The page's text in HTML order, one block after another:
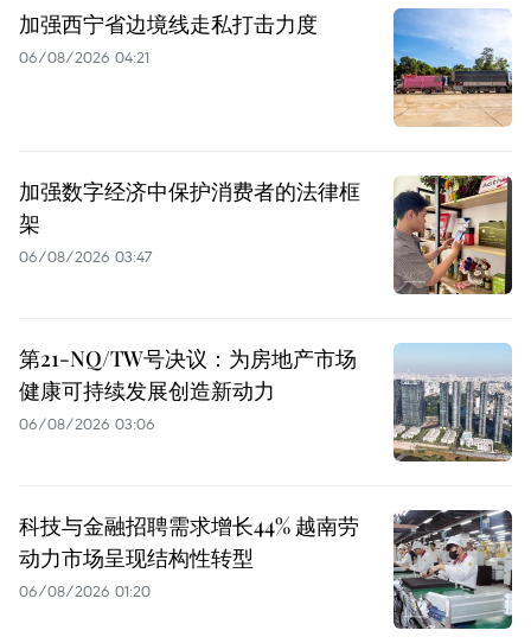
加强西宁省边境线走私打击力度
06/08/2026 04:21
加强数字经济中保护消费者的法律框
架
06/08/2026 03:47
第21-NQ/TW号决议：为房地产市场
健康可持续发展创造新动力
06/08/2026 03:06
科技与金融招聘需求增长44% 越南劳
动力市场呈现结构性转型
06/08/2026 01:20